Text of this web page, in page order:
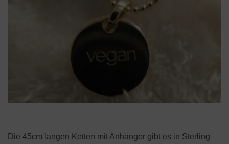
Die 45cm langen Ketten mit Anhänger gibt es in Sterling